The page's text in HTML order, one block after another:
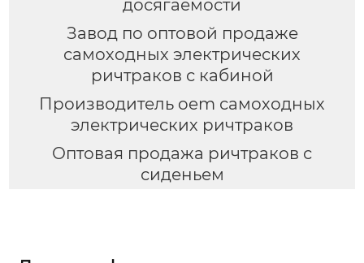
досягаемости
Завод по оптовой продаже
самоходных электрических
ричтраков с кабиной
Производитель oem самоходных
электрических ричтраков
Оптовая продажа ричтраков с
сиденьем